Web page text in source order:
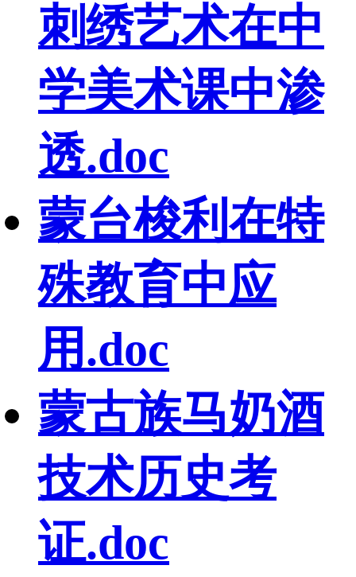
刺绣艺术在中
学美术课中渗
透.doc
蒙台梭利在特
殊教育中应
用.doc
蒙古族马奶酒
技术历史考
证.doc